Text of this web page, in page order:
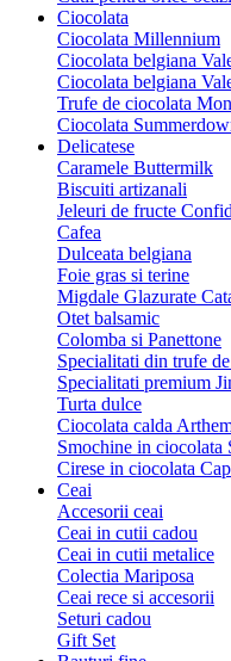
Ciocolata
Ciocolata Millennium
Ciocolata belgiana
Ciocolata belgiana
Trufe de ciocolata
Ciocolata
Delicatese
Caramele Buttermilk
Biscuiti artizanali
Jeleuri de fructe
Cafea
Dulceata belgiana
Foie gras si terine
Migdale Glazurate
Otet balsamic
Colomba si Panettone
Specialitati din trufe
Specialitati premium
Turta dulce
Ciocolata calda
Smochine in ciocolata
Cirese in ciocolata
Ceai
Accesorii ceai
Ceai in cutii cadou
Ceai in cutii metalice
Colectia Mariposa
Ceai rece si accesorii
Seturi cadou
Gift Set